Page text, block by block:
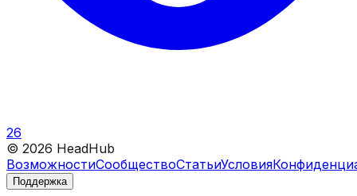
26
© 2026 HeadHub
ВозможностиСообществоСтатьиУсловия
Поддержка